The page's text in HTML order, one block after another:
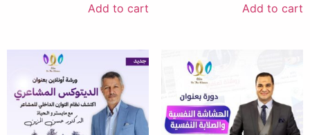
Add to cart
Add to cart